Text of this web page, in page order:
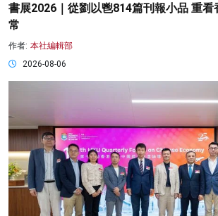
書展2026｜從劉以鬯814篇刊報小品 重看
常
作者: 本社編輯部
2026-08-06